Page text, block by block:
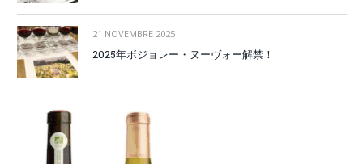
21 NOVEMBRE 2025
2025年ボジョレー・ヌーヴォー解禁！